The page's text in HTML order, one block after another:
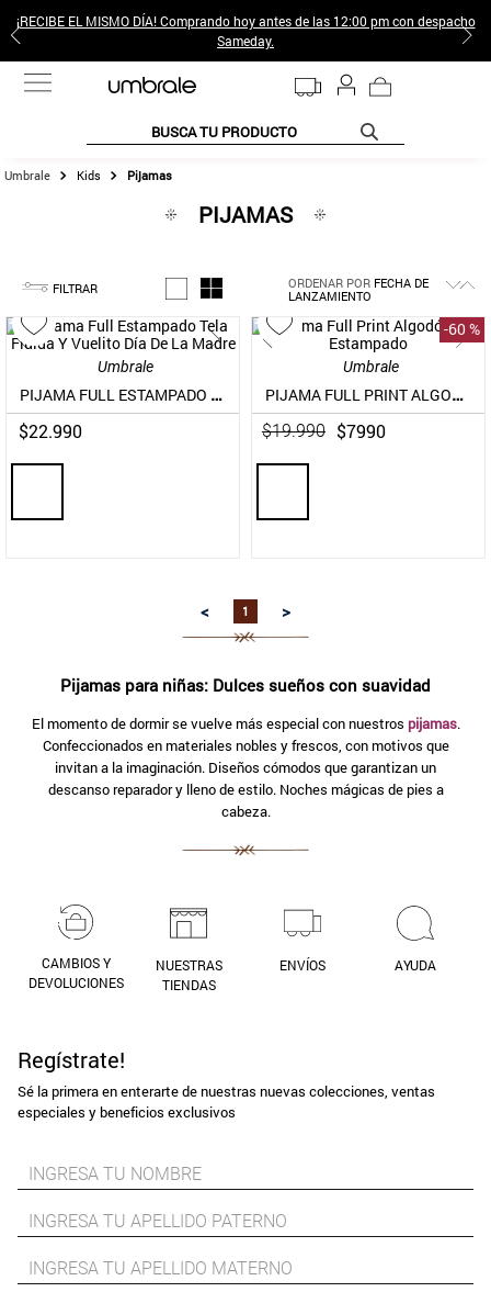
¡RECIBE EL MISMO DÍA! Comprando hoy antes de las 12:00 pm con despacho
Sameday.
BUSCA TU PRODUCTO
Kids Pijamas
PIJAMAS
FILTRAR ORDENAR POR FECHA DE
LANZAMIENTO
Umbrale
PIJAMA FULL ESTAMPADO TELA FLUIDA Y VUELITO DÍA DE LA MADRE
$22.990
-60 %
Umbrale
PIJAMA FULL PRINT ALGODÓN FULL ESTAMPADO
$19.990 $7990
< 1 >
Pijamas para niñas: Dulces sueños con suavidad
El momento de dormir se vuelve más especial con nuestros pijamas.
Confeccionados en materiales nobles y frescos, con motivos que
invitan a la imaginación. Diseños cómodos que garantizan un
descanso reparador y lleno de estilo. Noches mágicas de pies a
cabeza.
CAMBIOS Y
DEVOLUCIONES
NUESTRAS
TIENDAS
ENVÍOS AYUDA
Regístrate!
Sé la primera en enterarte de nuestras nuevas colecciones, ventas
especiales y beneficios exclusivos
TÉRMINOS MÁS BUSCADOS
jeans pantalones
3.
poleras mujer
4.
gamulan
botas
6.
botin
7.
9.